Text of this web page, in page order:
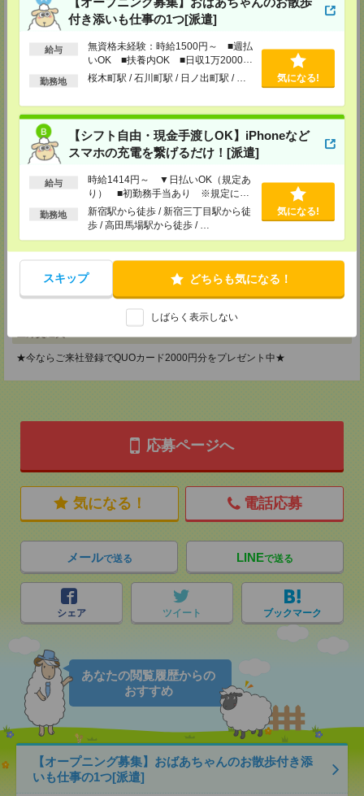
付き添いも仕事の1つ[派遣]
給与
無資格未経験：時給1500円～ ■週払
いOK ■扶養内OK ■日収1万2000円
以上
勤務地 桜木町駅 / 石川町駅 / 日ノ出町駅 / … 気になる!
【シフト自由・現金手渡しOK】iPhoneなど
スマホの充電を繋げるだけ！[派遣]
給与
時給1414円～ ▼日払いOK（規定あ
り） ■初勤務手当あり ※規定によ
る
勤務地
新宿駅から徒歩 / 新宿三丁目駅から徒
歩 / 高田馬場駅から徒歩 / …
気になる!
スキップ どちらも気になる！
しばらく表示しない
メディカルケア事業部 新宿オフィス
東京都新宿区新宿2-3-10 新宿御苑ビル6階
TEL：0120-457-235
MAIL：tenshoku@nikken-ts.jp
メディカルケア事業部 立川事業所
東京都立川市錦町1-12-14
TEL：0120-934-200
MAIL：tenshoku@nikken-ts.jp
担当：採用担当
メディカルケア事業部 町田オフィス
東京都町田市森野1-7-23 大樹生命町田ビル6F
TEL：0120-453-285
MAIL： tenshoku@nikken-ts.jp
担当：採用担当
メディカルケア事業部 横浜オフィス
神奈川県横浜市保土ケ谷区神戸町134 横浜ビジネスパークサウスタワー
2F B区画
TEL：0120-901-799
MAIL：tenshoku@nikken-ts.jp
★今ならご来社登録でQUOカード2000円分をプレゼント中★
応募ページへ
気になる！ 電話応募
メールで送る LINEで送る
シェア ツイート ブックマーク
あなたの閲覧履歴からの
おすすめ
【オープニング募集】おばあちゃんのお散歩付き添
いも仕事の1つ[派遣]